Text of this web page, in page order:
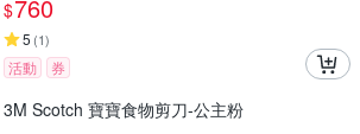
$760
5 (1)
活動 券
3M Scotch 寶寶食物剪刀-公主粉